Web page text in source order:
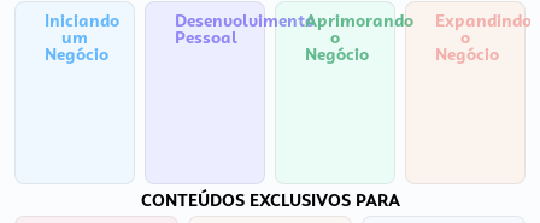
Iniciando
um
Negócio
Desenvolvimento
Pessoal
Aprimorando
o
Negócio
Expandindo
o
Negócio
CONTEÚDOS EXCLUSIVOS PARA